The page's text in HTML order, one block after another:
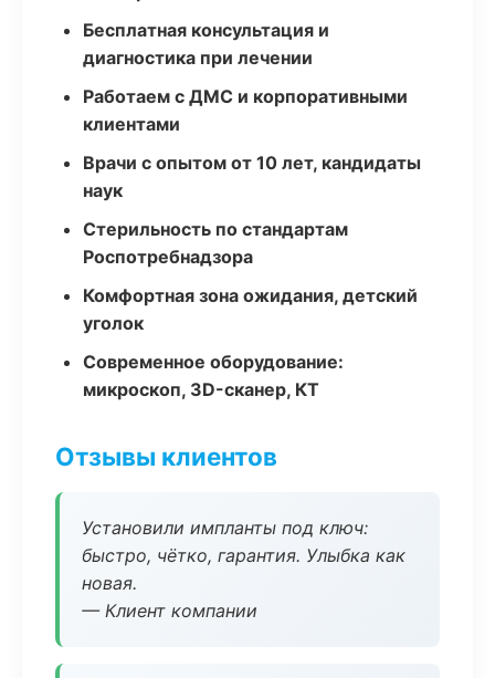
Бесплатная консультация и
диагностика при лечении
Работаем с ДМС и корпоративными
клиентами
Врачи с опытом от 10 лет, кандидаты
наук
Стерильность по стандартам
Роспотребнадзора
Комфортная зона ожидания, детский
уголок
Современное оборудование:
микроскоп, 3D-сканер, КТ
Отзывы клиентов
Установили импланты под ключ:
быстро, чётко, гарантия. Улыбка как
новая.
— Клиент компании